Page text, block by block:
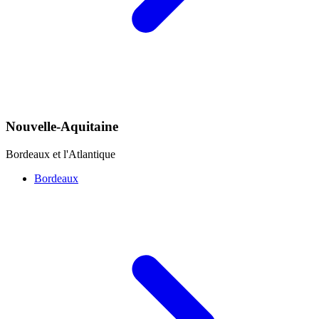
Nouvelle-Aquitaine
Bordeaux et l'Atlantique
Bordeaux